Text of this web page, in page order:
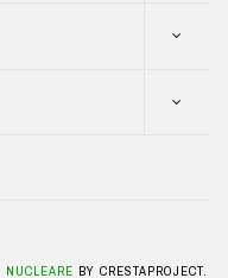
NUCLEARE BY CRESTAPROJECT.